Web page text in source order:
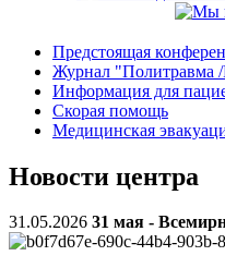
Предстоящая
Журнал "Политравма /
Информация для
Скорая помощь
Медицинская
Новости центра
31.05.2026 31 мая -